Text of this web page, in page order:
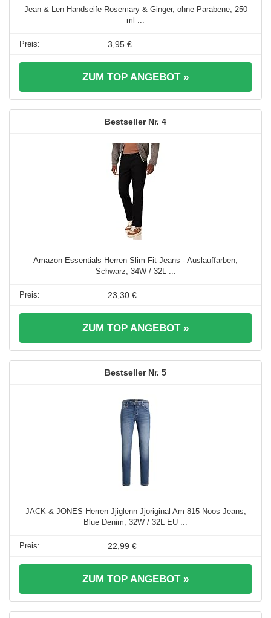
Jean & Len Handseife Rosemary & Ginger, ohne Parabene, 250
ml ...
3,95 €
ZUM TOP ANGEBOT »
4
Amazon Essentials Herren Slim-Fit-Jeans - Auslauffarben,
Schwarz, 34W / 32L ...
23,30 €
ZUM TOP ANGEBOT »
5
JACK & JONES Herren Jjiglenn Jjoriginal Am 815 Noos Jeans,
Blue Denim, 32W / 32L EU ...
22,99 €
ZUM TOP ANGEBOT »